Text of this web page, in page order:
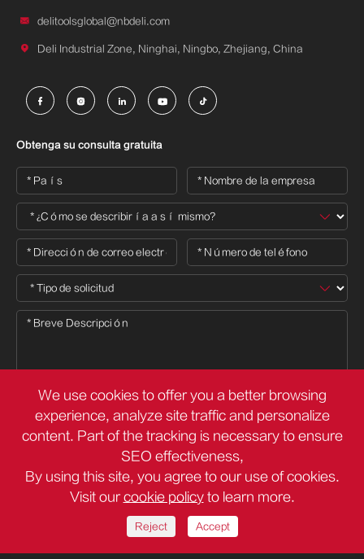
 delitoolsglobal@nbdeli.com
 Deli Industrial Zone, Ninghai, Ningbo, Zhejiang, China
    
Obtenga su consulta gratuita

Derechos DE AUTOR ©Deli Group Co.,Ltd.Todos los derechos
reservados.
Sitemap
Política de privacidad
We use cookies to offer you a better browsing
experience, analyze site traffic and personalize
content. Part of the tracking is necessary to ensure
SEO effectiveness,
By using this site, you agree to our use of cookies.
Visit our cookie policyto learn more.
Reject Accept